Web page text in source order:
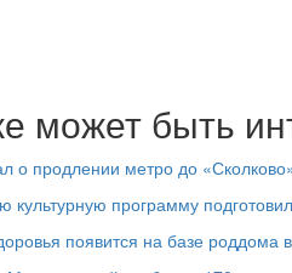
может быть
о продлении метро до
программу
появится на базе